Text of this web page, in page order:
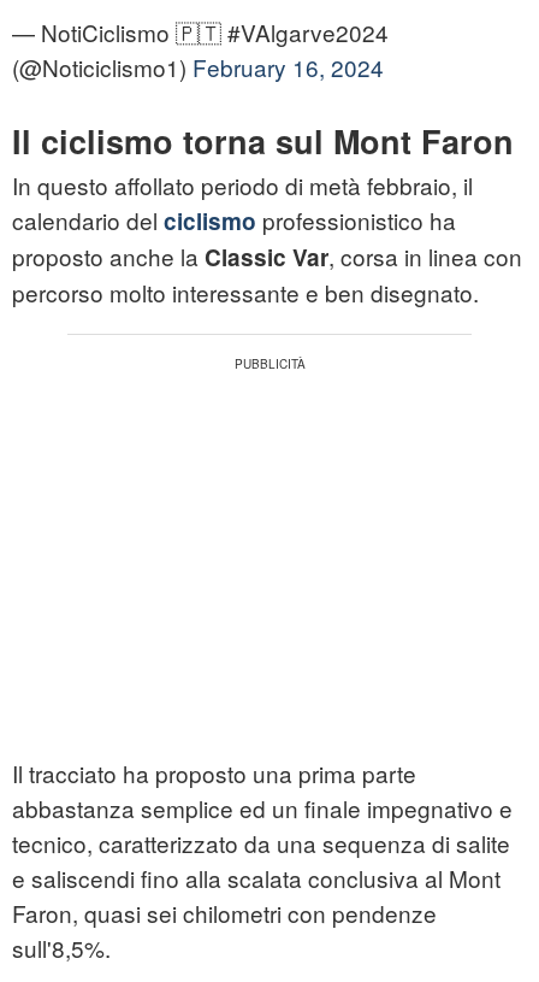
— NotiCiclismo 🇵🇹 #VAlgarve2024
(@Noticiclismo1) February 16, 2024
Il ciclismo torna sul Mont Faron
In questo affollato periodo di metà febbraio, il
calendario del ciclismo professionistico ha
proposto anche la Classic Var, corsa in linea con
percorso molto interessante e ben disegnato.
Il tracciato ha proposto una prima parte
abbastanza semplice ed un finale impegnativo e
tecnico, caratterizzato da una sequenza di salite
e saliscendi fino alla scalata conclusiva al Mont
Faron, quasi sei chilometri con pendenze
sull'8,5%.